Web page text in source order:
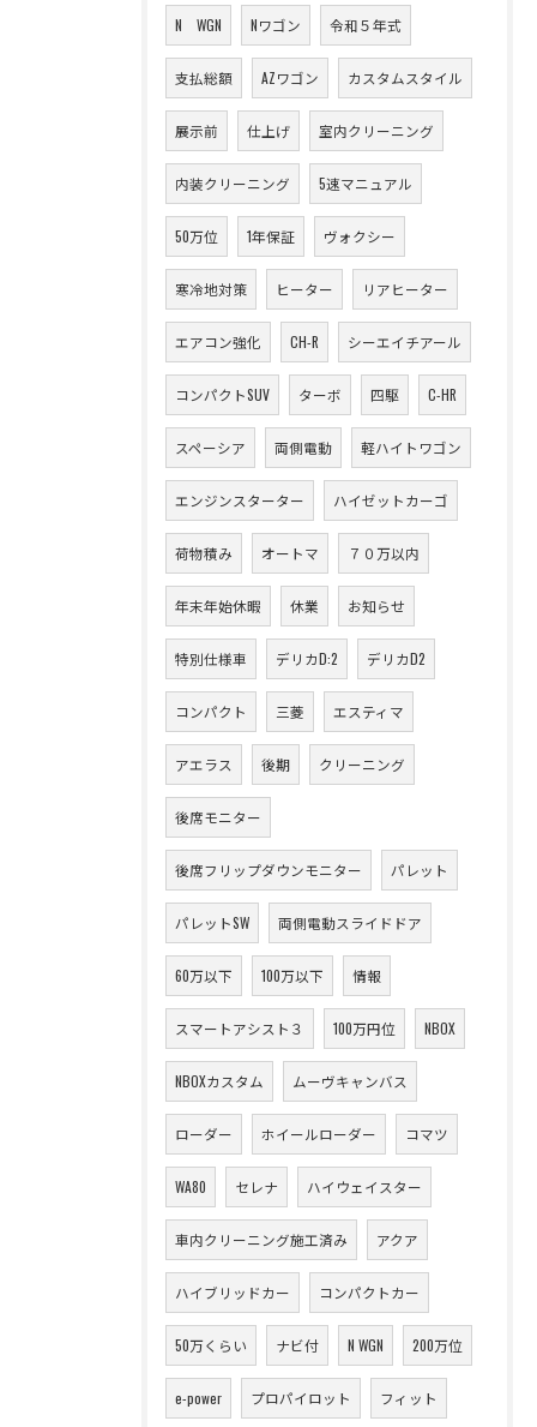
N WGN Nワゴン 令和５年式
支払総額 AZワゴン カスタムスタイル
展示前 仕上げ 室内クリーニング
内装クリーニング 5速マニュアル
50万位 1年保証 ヴォクシー
寒冷地対策 ヒーター リアヒーター
エアコン強化 CH-R シーエイチアール
コンパクトSUV ターボ 四駆 C-HR
スペーシア 両側電動 軽ハイトワゴン
エンジンスターター ハイゼットカーゴ
荷物積み オートマ ７０万以内
年末年始休暇 休業 お知らせ
特別仕様車 デリカD:2 デリカD2
コンパクト 三菱 エスティマ
アエラス 後期 クリーニング
後席モニター
後席フリップダウンモニター パレット
パレットSW 両側電動スライドドア
60万以下 100万以下 情報
スマートアシスト３ 100万円位 NBOX
NBOXカスタム ムーヴキャンバス
ローダー ホイールローダー コマツ
WA80 セレナ ハイウェイスター
車内クリーニング施工済み アクア
ハイブリッドカー コンパクトカー
50万くらい ナビ付 N WGN 200万位
e-power プロパイロット フィット